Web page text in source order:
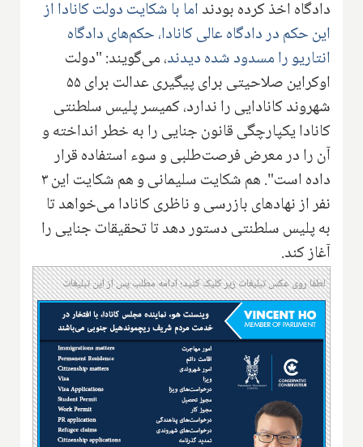
دادگاه اخذ کرده بودنداما با شکایت دولت کانادا از
این حکم در دادگاه عالی کانادا، حکم‌های دادگاه
انتاریو را مسدود شده دیدند، می‌گویند: "دولت
اوکراین صلاحیتی برای پیگیری عدالت برای ۵۵
شهروند کانادایی را ندارد، کمیسر پلیس سلطنتی
کانادا یکپارچگی قانون جنایی را به خطر انداخته و
آن را در معرض فرصت‌طلبی و سوء استفاده قرار
داده است". هم شکایت سلیمانی و هم شکایت این ۳
نفر از نهادهای بازرسی و ناظری کانادا می‌خواهد تا
به پلیس سلطنتی دستور دهد تا تحقیقات جنایی را
آغاز کند.
لطفا روی عکس تبلیغات زیر کلیک کنید؛ ادامه مطلب پس از این تبلیغات